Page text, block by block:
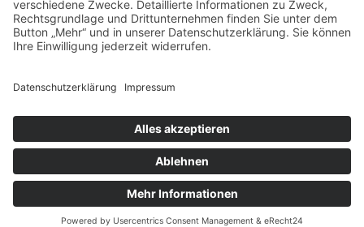
© Osterburg Matratzen 2020. Alle Rechte vorbehalten.
Menü Footer
VERTRAG WIDERRUFEN